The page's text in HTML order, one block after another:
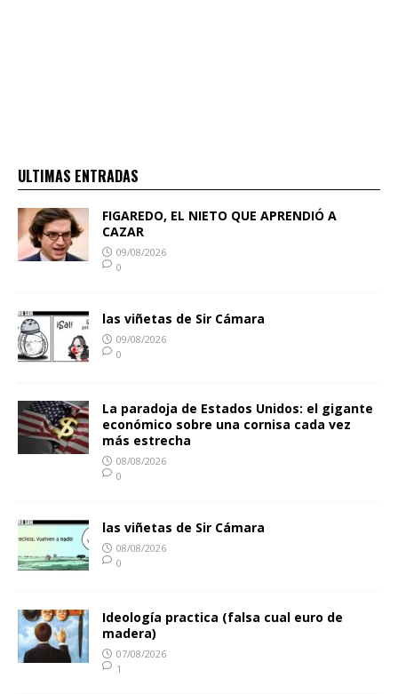
ULTIMAS ENTRADAS
FIGAREDO, EL NIETO QUE APRENDIÓ A
CAZAR
09/08/2026
0
las viñetas de Sir Cámara
09/08/2026
0
La paradoja de Estados Unidos: el gigante
económico sobre una cornisa cada vez
más estrecha
08/08/2026
0
las viñetas de Sir Cámara
08/08/2026
0
Ideología practica (falsa cual euro de
madera)
07/08/2026
1